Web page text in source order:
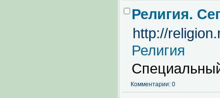
Религия.
http://
Религия
Комментарии: 0